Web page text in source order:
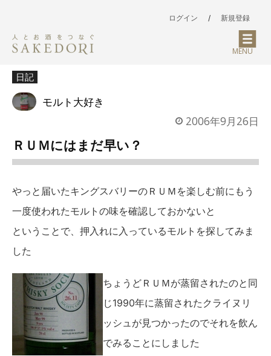
ログイン / 新規登録
MENU
日記
モルト大好き
2006年9月26日
ＲＵＭにはまだ早い？
やっと届いたキングスバリーのＲＵＭを楽しむ前にもう
一度使われたモルトの味を確認しておかないと
ということで、押入れに入っているモルトを探してみま
した
ちょうどＲＵＭが蒸留されたのと同
じ1990年に蒸留されたクライヌリ
ッシュが見つかったのでそれを飲ん
でみることにしました